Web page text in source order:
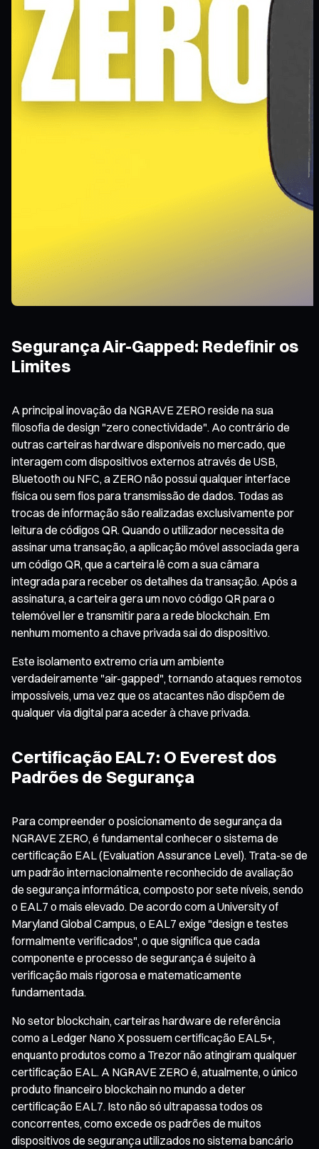
Segurança Air-Gapped: Redefinir os
Limites
A principal inovação da NGRAVE ZERO reside na sua
filosofia de design "zero conectividade". Ao contrário de
outras carteiras hardware disponíveis no mercado, que
interagem com dispositivos externos através de USB,
Bluetooth ou NFC, a ZERO não possui qualquer interface
física ou sem fios para transmissão de dados. Todas as
trocas de informação são realizadas exclusivamente por
leitura de códigos QR. Quando o utilizador necessita de
assinar uma transação, a aplicação móvel associada gera
um código QR, que a carteira lê com a sua câmara
integrada para receber os detalhes da transação. Após a
assinatura, a carteira gera um novo código QR para o
telemóvel ler e transmitir para a rede blockchain. Em
nenhum momento a chave privada sai do dispositivo.
Este isolamento extremo cria um ambiente
verdadeiramente "air-gapped", tornando ataques remotos
impossíveis, uma vez que os atacantes não dispõem de
qualquer via digital para aceder à chave privada.
Certificação EAL7: O Everest dos
Padrões de Segurança
Para compreender o posicionamento de segurança da
NGRAVE ZERO, é fundamental conhecer o sistema de
certificação EAL (Evaluation Assurance Level). Trata-se de
um padrão internacionalmente reconhecido de avaliação
de segurança informática, composto por sete níveis, sendo
o EAL7 o mais elevado. De acordo com a University of
Maryland Global Campus, o EAL7 exige "design e testes
formalmente verificados", o que significa que cada
componente e processo de segurança é sujeito à
verificação mais rigorosa e matematicamente
fundamentada.
No setor blockchain, carteiras hardware de referência
como a Ledger Nano X possuem certificação EAL5+,
enquanto produtos como a Trezor não atingiram qualquer
certificação EAL. A NGRAVE ZERO é, atualmente, o único
produto financeiro blockchain no mundo a deter
certificação EAL7. Isto não só ultrapassa todos os
concorrentes, como excede os padrões de muitos
dispositivos de segurança utilizados no sistema bancário